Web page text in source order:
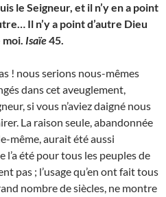
le Seigneur, et il n’y en a point
Il n’y a point d’autre Dieu
moi. Isaïe45.
! nous serions nous-mêmes
dans cet aveuglement,
si vous n’aviez daigné nous
La raison seule, abandonnée
même, aurait été aussi
l’a été pour tous les peuples de
pas ; l’usage qu’en ont fait tous
nombre de siècles, ne montre